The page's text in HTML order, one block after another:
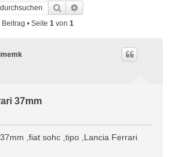
Suche
Beitrag • Seite 1 von 1
37mm
,fiat sohc ,tipo ,Lancia Ferrari